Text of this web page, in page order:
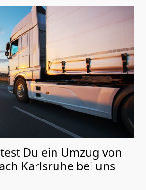
Du ein Umzug von
Karlsruhe bei uns